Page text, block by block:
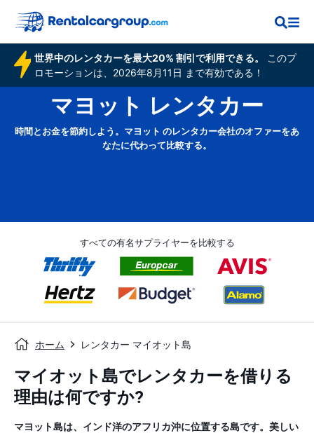
世界中のレンタカーを最大20% 割引で利用できる。
このプ
ロモーションは、2026年8月11日 まで有効である！
マヨット レンタカー
時間とお金を節約しよう。マヨット のレンタカー会社のオファーをあ
なたに代わって比較する。
すべての有名サプライヤーを比較する
ホーム レンタカー マイオット島
マイオット島でレンタカーを借りる
理由は何ですか?
マヨット島は、インド洋のアフリカ沖に位置する島です。美しい